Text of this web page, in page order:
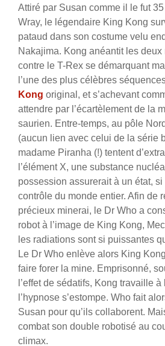
Attiré par Susan comme il le fut
Wray, le légendaire King Kong
pataud dans son costume velu
Nakajima. Kong anéantit les
contre le T-Rex se démarquant
l’une des plus célèbres
Kong original, et s’achevant
attendre par l’écartèlement de la
saurien. Entre-temps, au pôle
(aucun lien avec celui de la série
madame Piranha (!) tentent
l’élément X, une substance
possession assurerait à un état,
contrôle du monde entier. Afin de
précieux minerai, le Dr Who a
robot à l’image de King Kong,
les radiations sont si puissantes
Le Dr Who enlève alors King
faire forer la mine. Emprisonné,
l’effet de sédatifs, Kong travaille
l’hypnose s’estompe. Who fait
Susan pour qu’ils collaborent.
combat son double robotisé au
climax.